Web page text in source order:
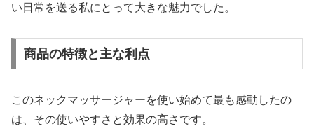
い日常を送る私にとって大きな魅力でした。
商品の特徴と主な利点
このネックマッサージャーを使い始めて最も感動したの
は、その使いやすさと効果の高さです。